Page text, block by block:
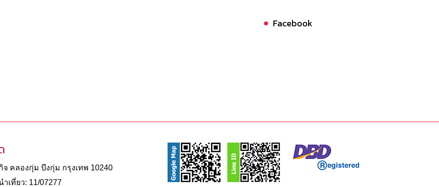
Facebook
คลองกุ่ม บึงกุ่ม กรุงเทพ 10240
เที่ยว: 11/07277